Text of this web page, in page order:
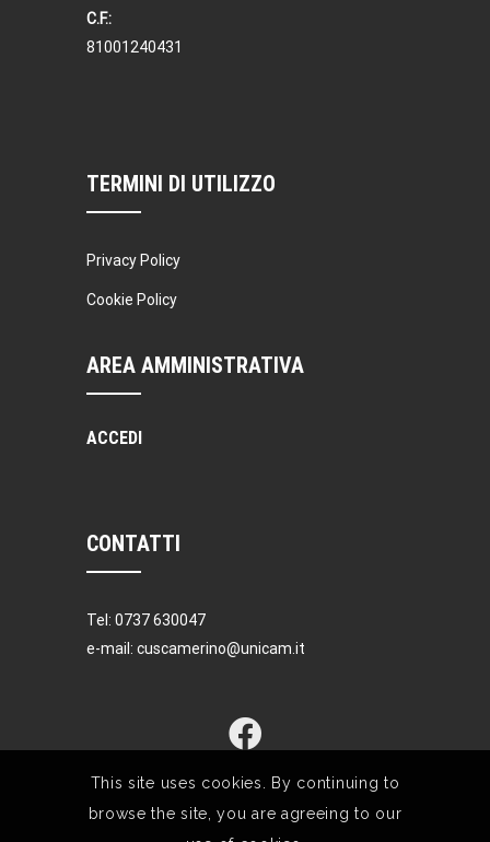
C.F.:
81001240431
TERMINI DI UTILIZZO
Privacy Policy
Cookie Policy
AREA AMMINISTRATIVA
ACCEDI
CONTATTI
Tel: 0737 630047
e-mail: cuscamerino@unicam.it
This site uses cookies. By continuing to
browse the site, you are agreeing to our